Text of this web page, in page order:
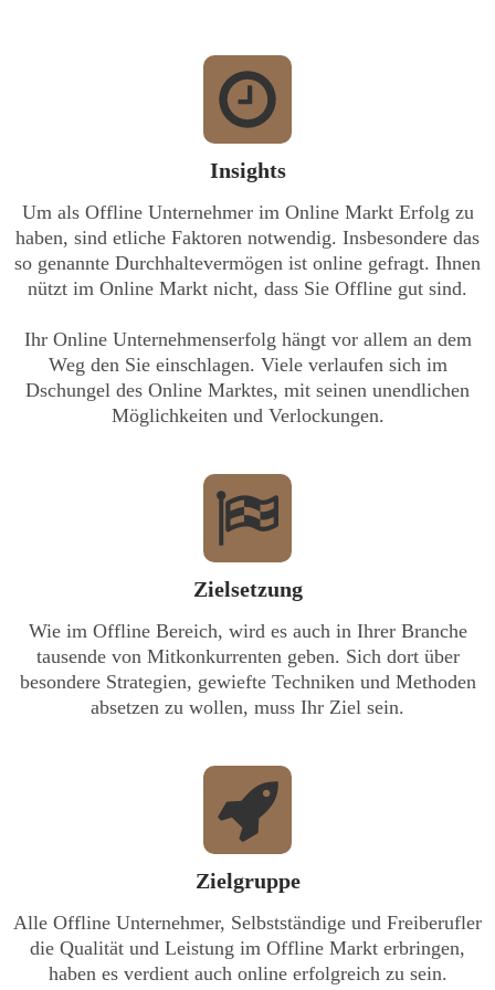
Insights
Um als Offline Unternehmer im Online Markt Erfolg zu
haben, sind etliche Faktoren notwendig. Insbesondere das
so genannte Durchhaltevermögen ist online gefragt. Ihnen
nützt im Online Markt nicht, dass Sie Offline gut sind.
Ihr Online Unternehmenserfolg hängt vor allem an dem
Weg den Sie einschlagen. Viele verlaufen sich im
Dschungel des Online Marktes, mit seinen unendlichen
Möglichkeiten und Verlockungen.
Zielsetzung
Wie im Offline Bereich, wird es auch in Ihrer Branche
tausende von Mitkonkurrenten geben. Sich dort über
besondere Strategien, gewiefte Techniken und Methoden
absetzen zu wollen, muss Ihr Ziel sein.
Zielgruppe
Alle Offline Unternehmer, Selbstständige und Freiberufler
die Qualität und Leistung im Offline Markt erbringen,
haben es verdient auch online erfolgreich zu sein.